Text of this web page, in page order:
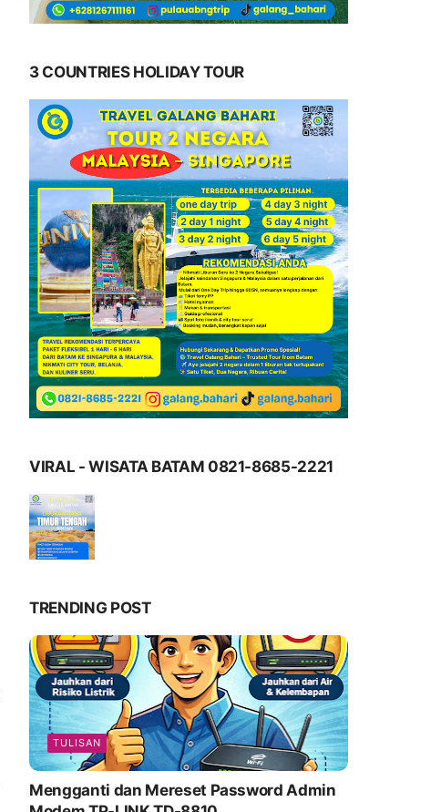
3 COUNTRIES HOLIDAY TOUR
VIRAL - WISATA BATAM 0821-8685-2221
TRENDING POST
TULISAN
Mengganti dan Mereset Password Admin